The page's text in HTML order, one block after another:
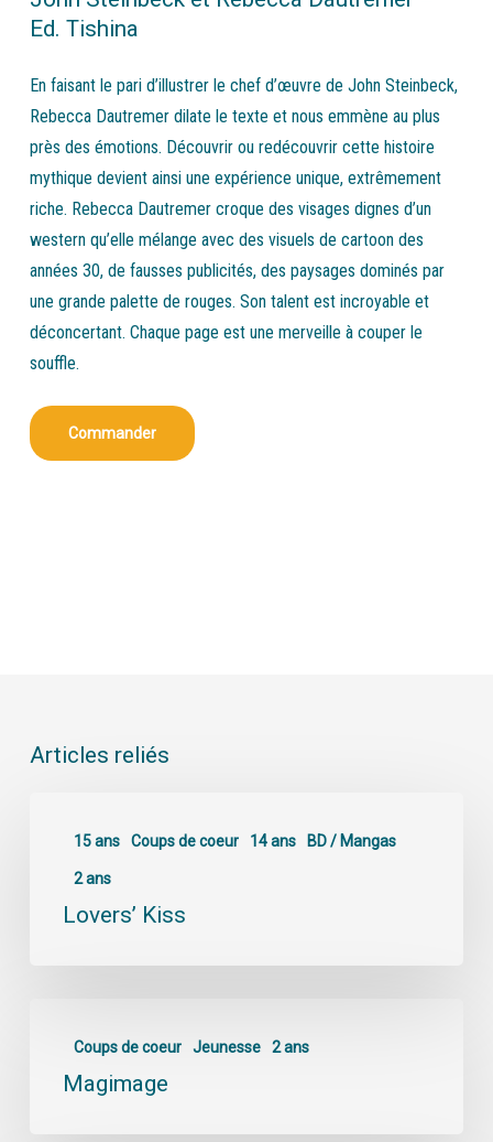
Ed. Tishina
En faisant le pari d’illustrer le chef d’œuvre de John Steinbeck,
Rebecca Dautremer dilate le texte et nous emmène au plus
près des émotions. Découvrir ou redécouvrir cette histoire
mythique devient ainsi une expérience unique, extrêmement
riche. Rebecca Dautremer croque des visages dignes d’un
western qu’elle mélange avec des visuels de cartoon des
années 30, de fausses publicités, des paysages dominés par
une grande palette de rouges. Son talent est incroyable et
déconcertant. Chaque page est une merveille à couper le
souffle.
Commander
Articles reliés
15 ans Coups de coeur 14 ans BD / Mangas
2 ans
Lovers’ Kiss
Coups de coeur Jeunesse 2 ans
Magimage